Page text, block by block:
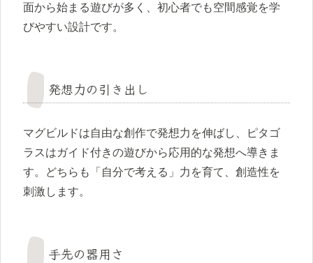
面から始まる遊びが多く、初心者でも空間感覚を学
びやすい設計です。
発想力の引き出し
マグビルドは自由な創作で発想力を伸ばし、ピタゴ
ラスはガイド付きの遊びから応用的な発想へ導きま
す。どちらも「自分で考える」力を育て、創造性を
刺激します。
手先の器用さ